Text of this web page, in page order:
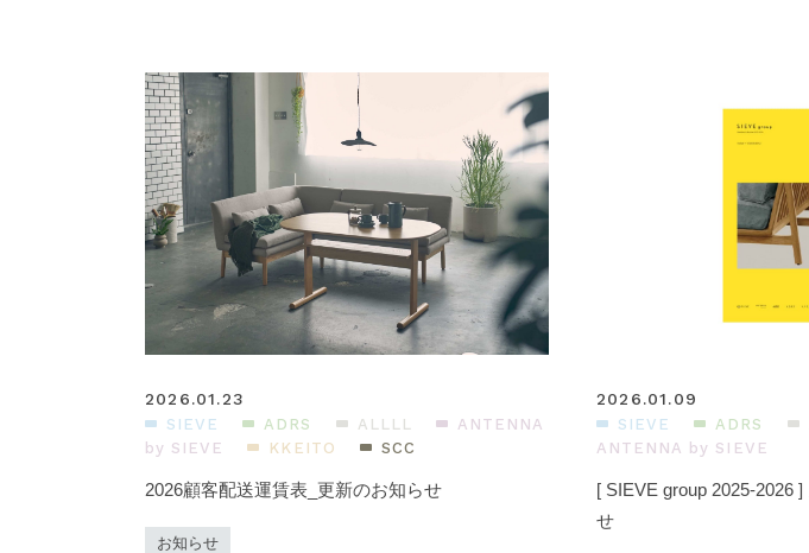
2026.01.23
SIEVE ADRS ALLLL
ANTENNA
by SIEVE
KKEITO SCC
2026顧客配送運賃表_更新のお知らせ
お知らせ
2026.01.09
SIEVE ADRS
ANTENNA by SIEVE
[ SIEVE group 2025-2026
せ